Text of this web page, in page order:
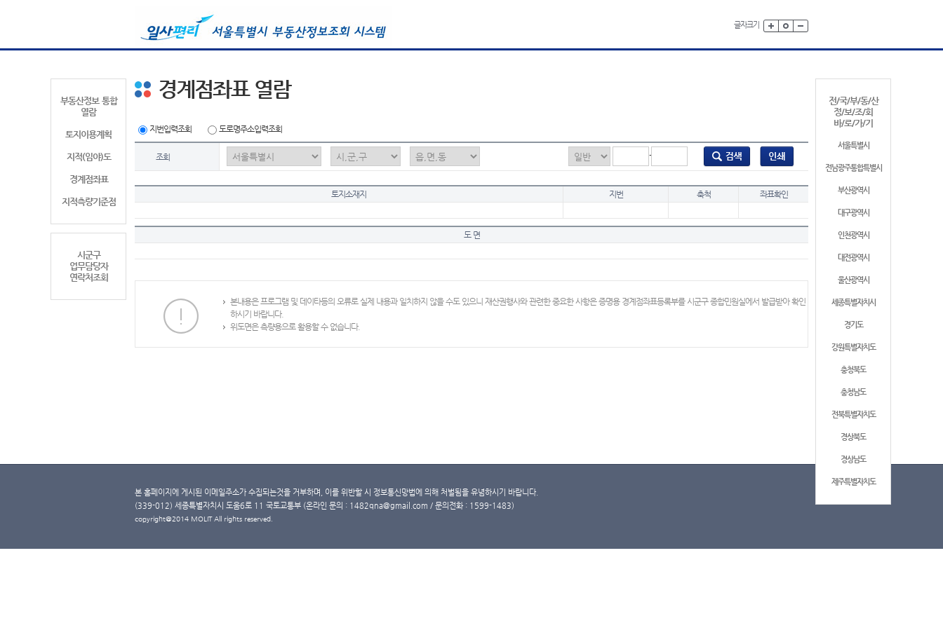
글자크기
부동산정보 통합
열람
토지이용계획
지적(임야)도
경계점좌표
지적측량기준점
시군구
업무담당자
연락처조회
전/국/부/동/산
정/보/조/회
바/로/가/기
서울특별시
전남광주통합특별시
부산광역시
대구광역시
인천광역시
대전광역시
울산광역시
세종특별자치시
경기도
강원특별자치도
충청북도
충청남도
전북특별자치도
경상북도
경상남도
제주특별자치도
경계점좌표 열람
지번입력조회 도로명주소입력조회
조회 -
토지소재지 지번 축척 좌표확인
도 면
본내용은 프로그램 및 데이타등의 오류로 실제 내용과 일치하지 않을 수도 있으니 재산권행사와 관련한 중요한 사항은 증명용 경계점좌표등록부를 시군구 종합민원실에서 발급받아 확인
하시기 바랍니다.
위도면은 측량용으로 활용할 수 없습니다.
본 홈페이지에 게시된 이메일주소가 수집되는것을 거부하며, 이를 위반할 시 정보통신망법에 의해 처벌됨을 유념하시기 바랍니다.
(339-012) 세종특별자치시 도움6로 11 국토교통부 (온라인 문의 : 1482qna@gmail.com / 문의전화 : 1599-1483)
copyright@2014 MOLIT All rights reserved.